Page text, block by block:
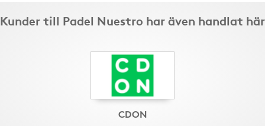
Kunder till Padel Nuestro har även handlat här
CDON